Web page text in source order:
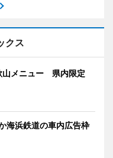
クス
山メニュー 県内限定
海浜鉄道の車内広告枠